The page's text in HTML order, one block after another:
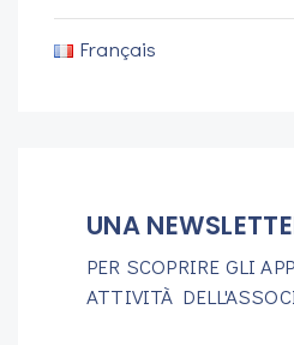
Français
UNA
PER SCOPRIRE GLI
ATTIVITÀ